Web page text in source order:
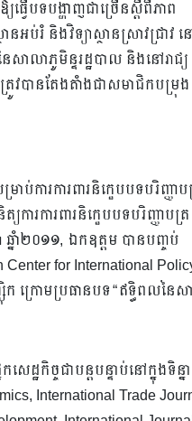
ើបទបង្ហាញជាច្រើនស្តីពីភាព
អប់រំ និងវិទ្យាស្ថានស្រាវជ្រាវ ន
នៃសាលាភូមិន្ទរដ្ឋបាល និងនៅរាជ្យ
រូវបាន​តែងតាំងជាសមាជិកបម្រុង
ការការពារនិក្ខេបបទបរិញ្ញាប
រការពារនិក្ខេបបទបរិញ្ញាបត្រ
ឆ្នាំ២០១១, ឯកឧត្តម បានបញ្ចប់
Center for International
ក ក្រោមប្រធានបទ “ឥទ្ធិពលនៃ
េដ្ឋកិច្ចជាបន្តបន្ទាប់នៅក្នុងទិ
International Trade